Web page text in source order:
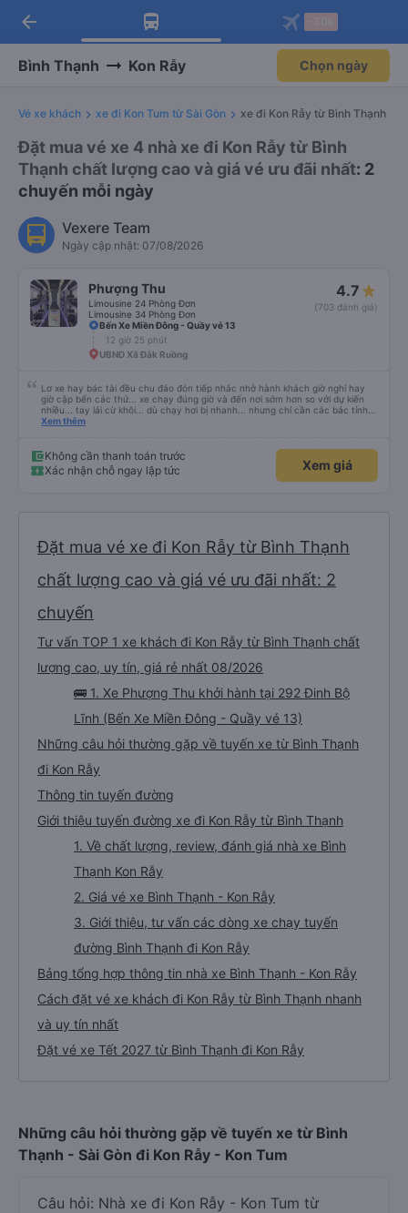
Tải app Vexere ngay!
Nhận ưu đãi thành viên độc
Mở app
Tải app Vexere
-30k/ghế khi đặt vé máy bay qua
Mở app
arrow_back
Bình Thạnh Kon Rẫy Chọn ngày
Vé xe khách xe đi Kon Tum từ Sài Gòn xe đi Kon Rẫy từ Bình Thạnh
Đặt mua vé xe 4 nhà xe đi Kon Rẫy từ Bình
Thạnh chất lượng cao và giá vé ưu đãi nhất: 2
chuyến mỗi ngày
Vexere Team
Ngày cập nhật: 07/08/2026
Phượng Thu
Limousine 24 Phòng Đơn
Limousine 34 Phòng Đơn
4.7
(703 đánh giá)
Bến Xe Miền Đông - Quầy vé 13
12 giờ 25 phút
UBND Xã Đắk Ruồng
Lơ xe hay bác tài đều chu đáo đón tiếp nhắc nhở hành khách giờ nghỉ hay
giờ cập bến các thứ... xe chạy đúng giờ và đến nơi sớm hơn so với dự kiến
nhiều... tay lái cừ khôi... dù chạy hơi bị nhanh... nhưng chỉ cần các bác tỉnh
táo sức khoẻ đầy đủ và tay lái cứng cáp là được. Tiện nghi rất sạch sẽ và
máy chạy lâu. Thích hợp và tiện nghi cho ai có nhu cầu từ tphcm (bến xe
miền đông) lên Măng Đen chơi nhé!
Xem thêm
Không cần thanh toán trước
Xác nhận chỗ ngay lập tức
Xem giá
Đặt mua vé xe đi Kon Rẫy từ Bình Thạnh
chất lượng cao và giá vé ưu đãi nhất: 2
chuyến
Tư vấn TOP 1 xe khách đi Kon Rẫy từ Bình Thạnh chất
lượng cao, uy tín, giá rẻ nhất 08/2026
🚌 1. Xe Phượng Thu khởi hành tại 292 Đinh Bộ
Lĩnh (Bến Xe Miền Đông - Quầy vé 13)
Những câu hỏi thường gặp về tuyến xe từ Bình Thạnh
đi Kon Rẫy
Thông tin tuyến đường
Giới thiệu tuyến đường xe đi Kon Rẫy từ Bình Thạnh
1. Về chất lượng, review, đánh giá nhà xe Bình
Thạnh Kon Rẫy
2. Giá vé xe Bình Thạnh - Kon Rẫy
3. Giới thiệu, tư vấn các dòng xe chạy tuyến
đường Bình Thạnh đi Kon Rẫy
Bảng tổng hợp thông tin nhà xe Bình Thạnh - Kon Rẫy
Cách đặt vé xe khách đi Kon Rẫy từ Bình Thạnh nhanh
và uy tín nhất
Đặt vé xe Tết 2027 từ Bình Thạnh đi Kon Rẫy
Những câu hỏi thường gặp về tuyến xe từ Bình
Thạnh - Sài Gòn đi Kon Rẫy - Kon Tum
Câu hỏi: Nhà xe đi Kon Rẫy - Kon Tum từ